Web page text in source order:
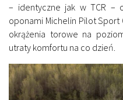
– identyczne jak w TCR –
oponami Michelin Pilot
okrążenia torowe na
utraty komfortu na co dzień.